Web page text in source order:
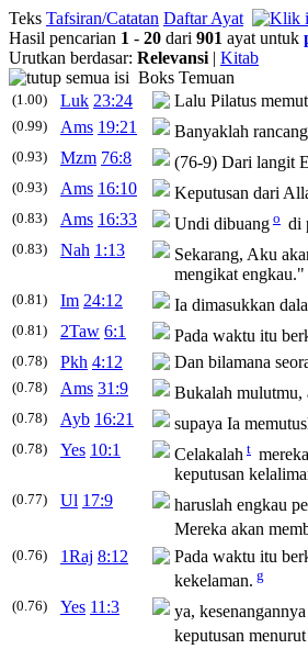
Teks Tafsiran/Catatan Daftar Ayat
Hasil pencarian 1 - 20 dari 901 ayat untuk
Urutkan berdasar: Relevansi | Kitab
Boks Temuan
(1.00) Luk 23:24 Lalu Pilatus
(0.99) Ams 19:21 Banyaklah
(0.93) Mzm 76:8 (76-9) Dari langit
(0.93) Ams 16:10 Keputusan dari
(0.83) Ams 16:33 Undi dibuang o di
(0.83) Nah 1:13 Sekarang, Aku
mengikat engkau."
(0.81) Im 24:12 Ia dimasukkan
(0.81) 2Taw 6:1 Pada waktu itu
(0.78) Pkh 4:12 Dan bilamana
(0.78) Ams 31:9 Bukalah mulutmu,
(0.78) Ayb 16:21 supaya Ia
(0.78) Yes 10:1 Celakalah t
keputusan
(0.77) Ul 17:9
haruslah engkau
Mereka akan
(0.76) 1Raj 8:12
Pada waktu itu
kekelaman. g
(0.76)
Yes 11:3 ya,
keputusan